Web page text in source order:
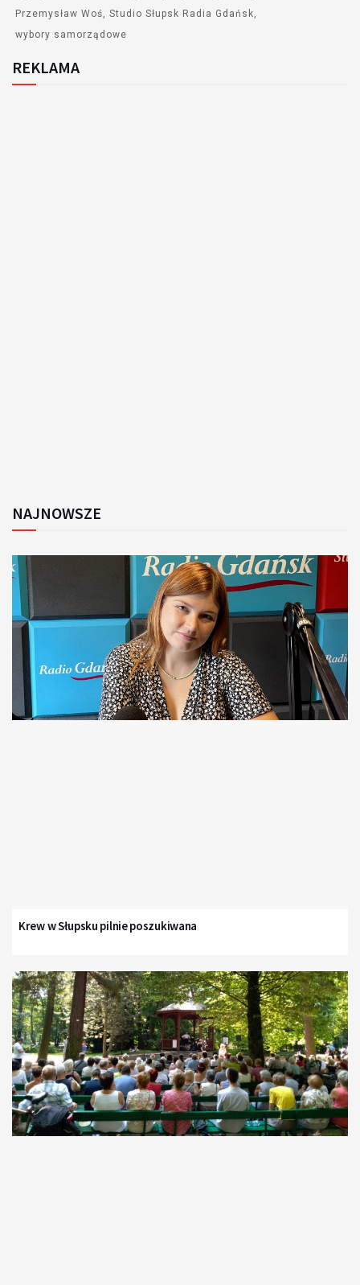
Przemysław Woś
Studio Słupsk Radia Gdańsk
wybory samorządowe
REKLAMA
NAJNOWSZE
Krew w Słupsku pilnie poszukiwana